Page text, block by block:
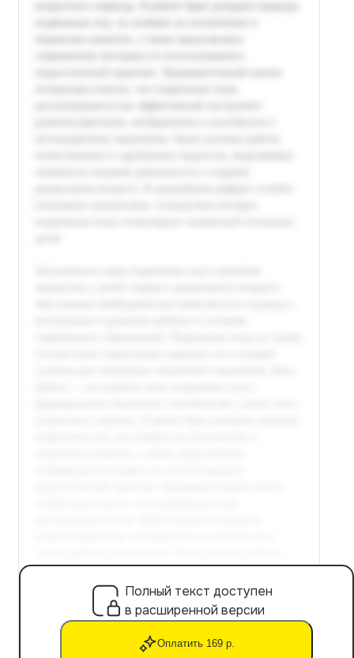
Полный текст доступен
в расширенной версии
Оплатить 169 р.